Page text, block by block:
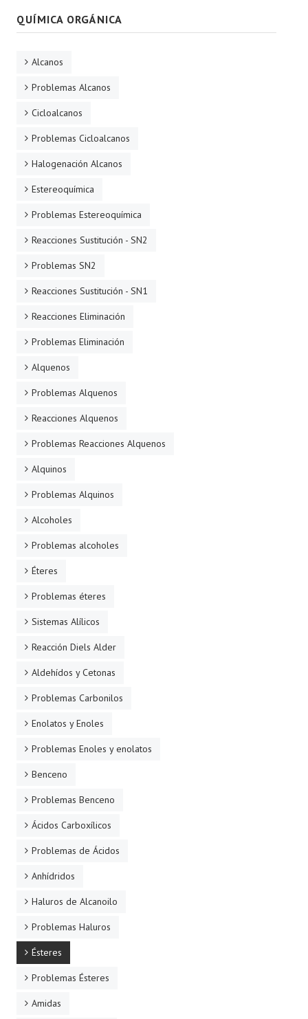
QUÍMICA ORGÁNICA
Alcanos
Problemas Alcanos
Cicloalcanos
Problemas Cicloalcanos
Halogenación Alcanos
Estereoquímica
Problemas Estereoquímica
Reacciones Sustitución - SN2
Problemas SN2
Reacciones Sustitución - SN1
Reacciones Eliminación
Problemas Eliminación
Alquenos
Problemas Alquenos
Reacciones Alquenos
Problemas Reacciones Alquenos
Alquinos
Problemas Alquinos
Alcoholes
Problemas alcoholes
Éteres
Problemas éteres
Sistemas Alílicos
Reacción Diels Alder
Aldehídos y Cetonas
Problemas Carbonilos
Enolatos y Enoles
Problemas Enoles y enolatos
Benceno
Problemas Benceno
Ácidos Carboxílicos
Problemas de Ácidos
Anhídridos
Haluros de Alcanoilo
Problemas Haluros
Ésteres
Problemas Ésteres
Amidas